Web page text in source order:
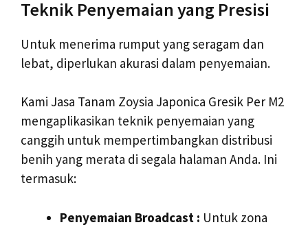
Teknik Penyemaian yang Presisi
Untuk menerima rumput yang seragam dan
lebat, diperlukan akurasi dalam penyemaian.
Kami Jasa Tanam Zoysia Japonica Gresik Per M2
mengaplikasikan teknik penyemaian yang
canggih untuk mempertimbangkan distribusi
benih yang merata di segala halaman Anda. Ini
termasuk:
Penyemaian Broadcast : Untuk zona